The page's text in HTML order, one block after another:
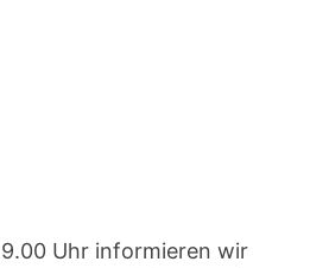
Uhr informieren wir